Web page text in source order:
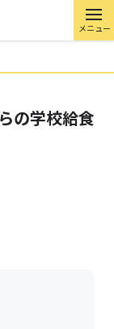
メニュー
の学校給食